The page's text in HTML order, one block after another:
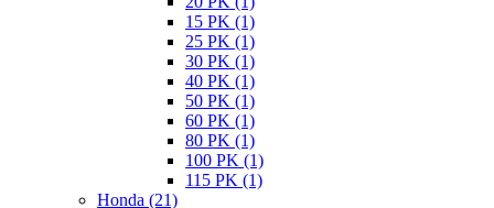
15 PK (1)
25 PK (1)
30 PK (1)
40 PK (1)
50 PK (1)
60 PK (1)
80 PK (1)
100 PK (1)
115 PK (1)
Honda (21)